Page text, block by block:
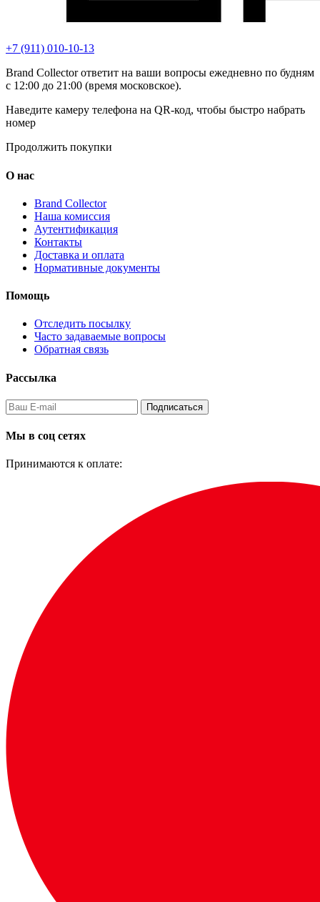
+7 (911) 010-10-13
Brand Collector ответит на ваши вопросы ежедневно по будням
с 12:00 до 21:00 (время московское).
Наведите камеру телефона на QR-код, чтобы быстро набрать
номер
Продолжить покупки
О нас
Brand Collector
Наша комиссия
Аутентификация
Контакты
Доставка и оплата
Нормативные документы
Помощь
Отследить посылку
Часто задаваемые вопросы
Обратная связь
Рассылка
Подписаться
Мы в соц сетях
Принимаются к оплате: